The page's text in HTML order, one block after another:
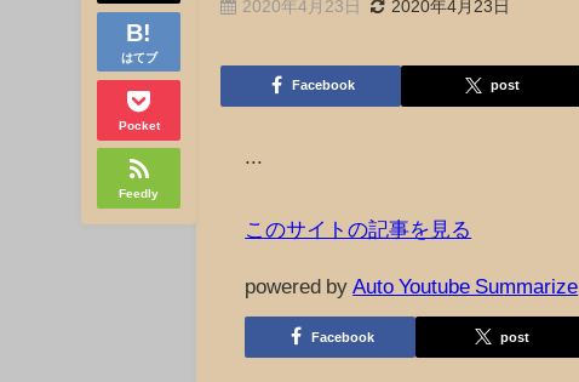
はてブ
Pocket
Feedly
2020年4月23日 2020年4月23日
Facebook post
このサイトの記事を見る
powered by Auto Youtube Summarize
Facebook post